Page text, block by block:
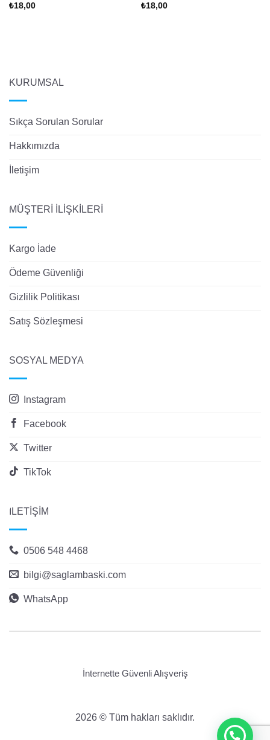
₺18,00
₺18,00
KURUMSAL
Sıkça Sorulan Sorular
Hakkımızda
İletişim
MÜŞTERİ İLİŞKİLERİ
Kargo İade
Ödeme Güvenliği
Gizlilik Politikası
Satış Sözleşmesi
SOSYAL MEDYA
Instagram
Facebook
Twitter
TikTok
İLETİŞİM
0506 548 4468
bilgi@saglambaski.com
WhatsApp
İnternette Güvenli Alışveriş
2026 © Tüm hakları saklıdır.